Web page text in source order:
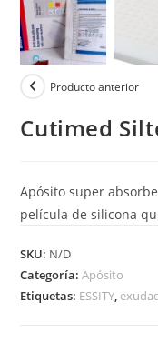
Producto anterior
Cutimed
Apósito super
película de silicona
SKU: N/D
Categoría:Apósito
Etiquetas: ESSITY,